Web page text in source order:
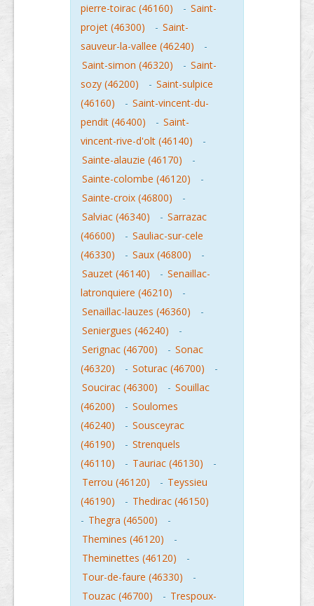
pierre-toirac (46160)
- Saint-
projet (46300)
- Saint-
sauveur-la-vallee (46240)
-
Saint-simon (46320)
- Saint-
sozy (46200)
- Saint-sulpice
(46160)
- Saint-vincent-du-
pendit (46400)
- Saint-
vincent-rive-d'olt (46140)
-
Sainte-alauzie (46170)
-
Sainte-colombe (46120)
-
Sainte-croix (46800)
-
Salviac (46340)
- Sarrazac
(46600)
- Sauliac-sur-cele
(46330)
- Saux (46800)
-
Sauzet (46140)
- Senaillac-
latronquiere (46210)
-
Senaillac-lauzes (46360)
-
Seniergues (46240)
-
Serignac (46700)
- Sonac
(46320)
- Soturac (46700)
-
Soucirac (46300)
- Souillac
(46200)
- Soulomes
(46240)
- Sousceyrac
(46190)
- Strenquels
(46110)
- Tauriac (46130)
-
Terrou (46120)
- Teyssieu
(46190)
- Thedirac (46150)
- Thegra (46500)
-
Themines (46120)
-
Theminettes (46120)
-
Tour-de-faure (46330)
-
Touzac (46700)
- Trespoux-